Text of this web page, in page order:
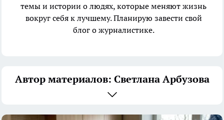
темы и истории о людях, которые меняют жизнь
вокруг себя к лучшему. Планирую завести свой
блог о журналистике.
Автор материалов: Светлана Арбузова